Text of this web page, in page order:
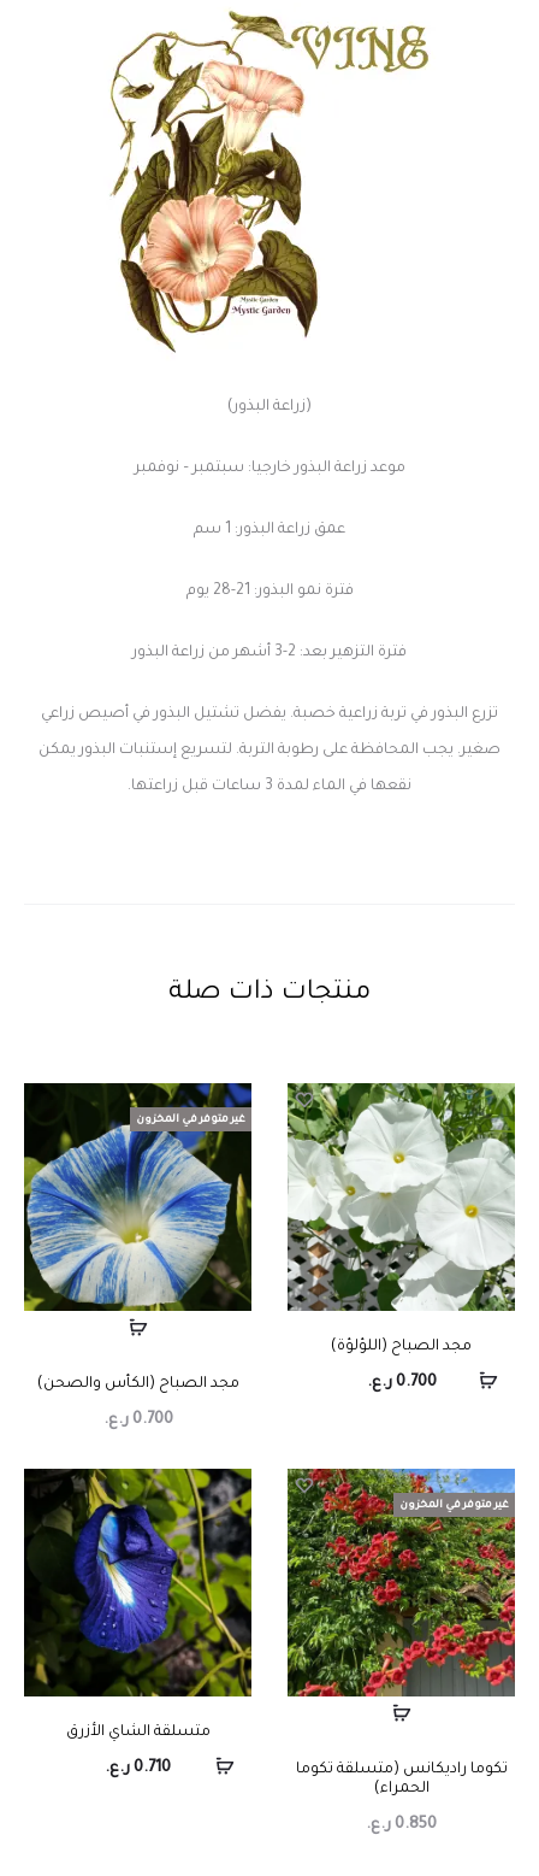
(زراعة البذور)
موعد زراعة البذور خارجيا: سبتمبر – نوفمبر
عمق زراعة البذور: 1 سم
فترة نمو البذور: 21-28 يوم
فترة التزهير بعد: 2-3 أشهر من زراعة البذور
تزرع البذور في تربة زراعية خصبة. يفضل تشتيل البذور في أصيص زراعي
صغير. يجب المحافظة على رطوبة التربة. لتسريع إستنبات البذور يمكن
نقعها في الماء لمدة 3 ساعات قبل زراعتها.
منتجات ذات صلة
مجد الصباح (اللؤلؤة)
0.700 ر.ع.
غير متوفر في المخزون
مجد الصباح (الكأس والصحن)
0.700 ر.ع.
غير متوفر في المخزون
تكوما راديكانس (متسلقة تكوما
الحمراء)
0.850 ر.ع.
متسلقة الشاي الأزرق
0.710 ر.ع.